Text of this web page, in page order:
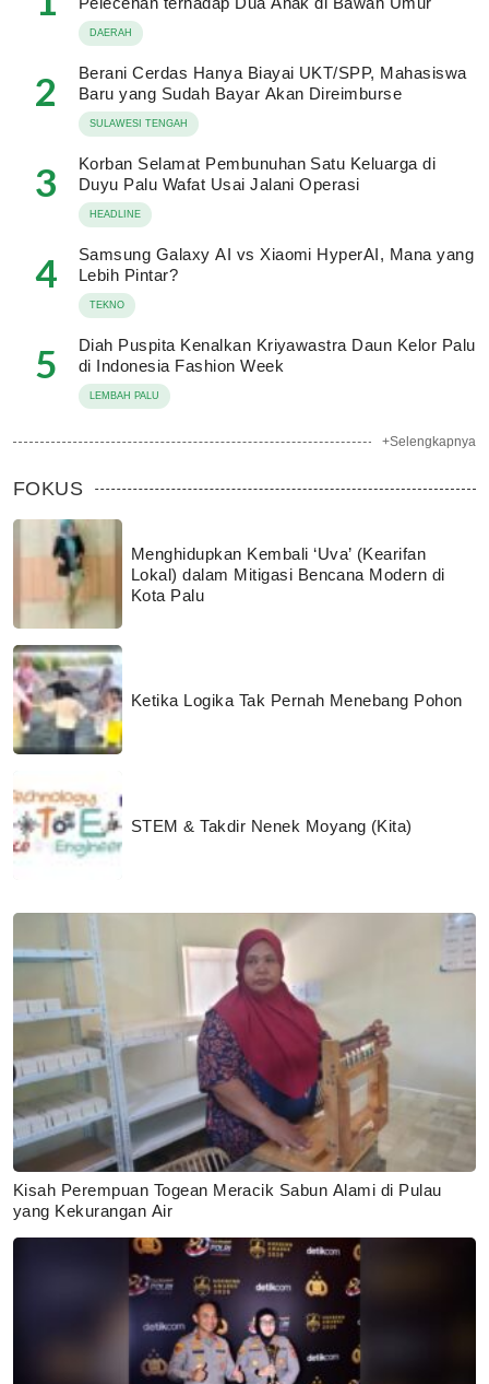
DAERAH
2
Berani Cerdas Hanya Biayai UKT/SPP, Mahasiswa
Baru yang Sudah Bayar Akan Direimburse
SULAWESI TENGAH
3
Korban Selamat Pembunuhan Satu Keluarga di
Duyu Palu Wafat Usai Jalani Operasi
HEADLINE
4
Samsung Galaxy AI vs Xiaomi HyperAI, Mana yang
Lebih Pintar?
TEKNO
5
Diah Puspita Kenalkan Kriyawastra Daun Kelor Palu
di Indonesia Fashion Week
LEMBAH PALU
+Selengkapnya
FOKUS
Menghidupkan Kembali ‘Uva’ (Kearifan
Lokal) dalam Mitigasi Bencana Modern di
Kota Palu
Ketika Logika Tak Pernah Menebang Pohon
STEM & Takdir Nenek Moyang (Kita)
Kisah Perempuan Togean Meracik Sabun Alami di Pulau
yang Kekurangan Air